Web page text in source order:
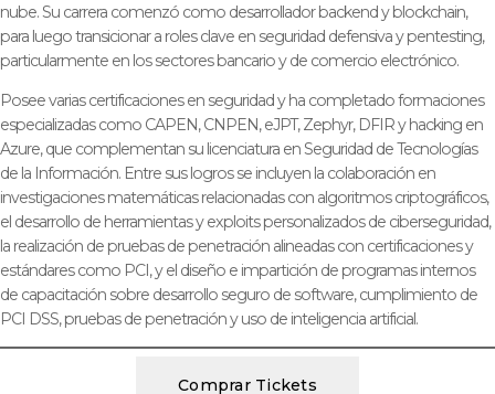
nube. Su carrera comenzó como desarrollador backend y blockchain,
para luego transicionar a roles clave en seguridad defensiva y pentesting,
particularmente en los sectores bancario y de comercio electrónico.
Posee varias certificaciones en seguridad y ha completado formaciones
especializadas como CAPEN, CNPEN, eJPT, Zephyr, DFIR y hacking en
Azure, que complementan su licenciatura en Seguridad de Tecnologías
de la Información. Entre sus logros se incluyen la colaboración en
investigaciones matemáticas relacionadas con algoritmos criptográficos,
el desarrollo de herramientas y exploits personalizados de ciberseguridad,
la realización de pruebas de penetración alineadas con certificaciones y
estándares como PCI, y el diseño e impartición de programas internos
de capacitación sobre desarrollo seguro de software, cumplimiento de
PCI DSS, pruebas de penetración y uso de inteligencia artificial.
Comprar Tickets